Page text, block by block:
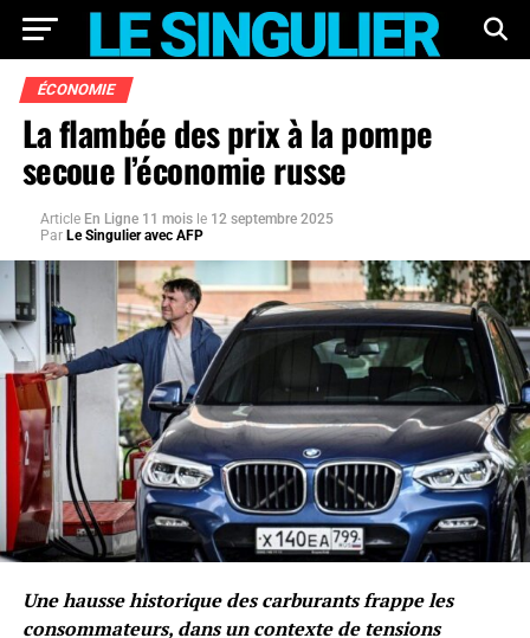
ÉCONOMIE
La flambée des prix à la pompe
secoue l’économie russe
Article En Ligne 11 mois le 12 septembre 2025
Par Le Singulier avec AFP
Une hausse historique des carburants frappe les
consommateurs, dans un contexte de tensions